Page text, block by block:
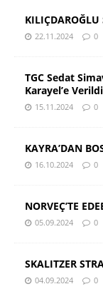
22.11.2024 0
TGC Sedat
Karayel’e Verildi
15.11.2024 0
KAYRA’DAN
16.10.2024 0
NORVEÇ’TE
05.09.2024 0
SKALITZER
04.09.2024 0